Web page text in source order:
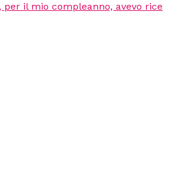
per il mio compleanno, avevo rice